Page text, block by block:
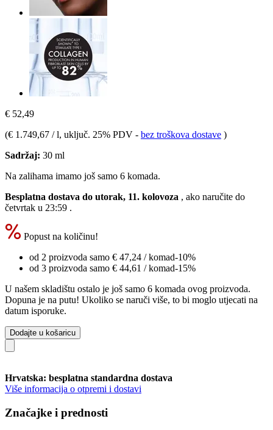
€ 52,49
(€ 1.749,67 / l, uključ. 25% PDV - bez troškova dostave )
Sadržaj: 30 ml
Na zalihama imamo još samo 6 komada.
Besplatna dostava do utorak, 11. kolovoza , ako naručite do
četvrtak u 23:59 .
Popust na količinu!
od 2 proizvoda samo € 47,24 / komad-10%
od 3 proizvoda samo € 44,61 / komad-15%
U našem skladištu ostalo je još samo 6 komada ovog proizvoda.
Dopuna je na putu! Ukoliko se naruči više, to bi moglo utjecati na
datum isporuke.
Dodajte u košaricu
Hrvatska: besplatna standardna dostava
Više informacija o otpremi i dostavi
Značajke i prednosti